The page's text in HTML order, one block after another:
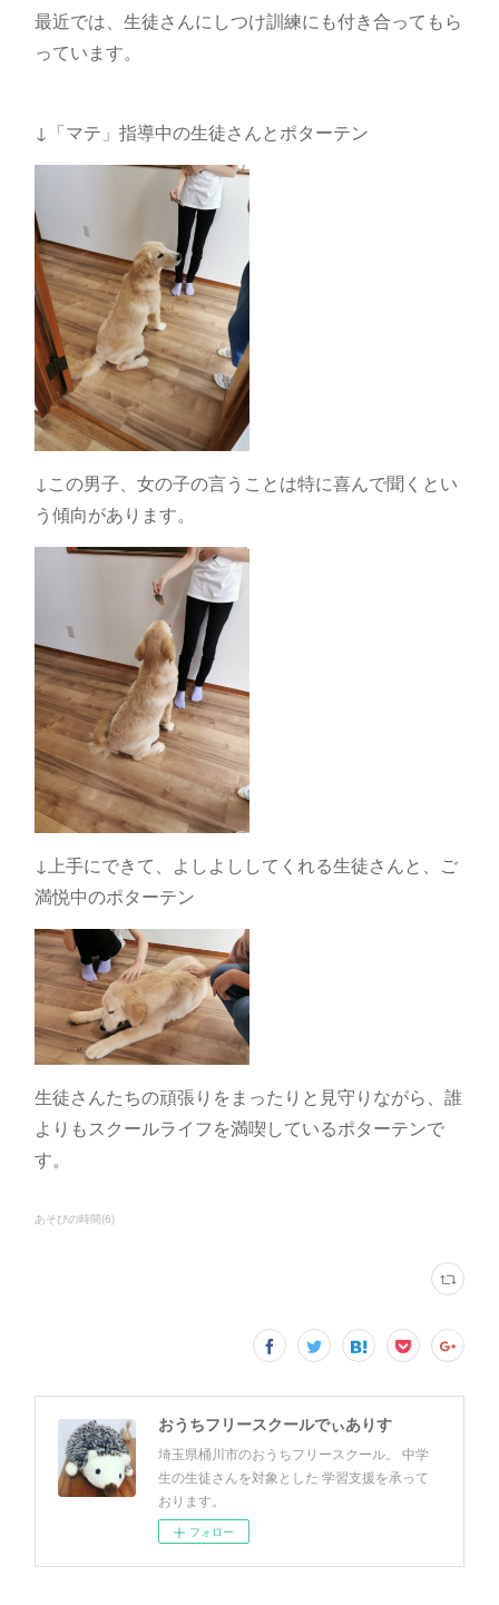
最近では、生徒さんにしつけ訓練にも付き合ってもら
っています。
↓「マテ」指導中の生徒さんとポターテン
↓この男子、女の子の言うことは特に喜んで聞くとい
う傾向があります。
↓上手にできて、よしよししてくれる生徒さんと、ご
満悦中のポターテン
生徒さんたちの頑張りをまったりと見守りながら、誰
よりもスクールライフを満喫しているポターテンで
す。
あそびの時間(6)
おうちフリースクールでぃありす
埼玉県桶川市のおうちフリースクール。 中学
生の生徒さんを対象とした 学習支援を承って
おります。
フォロー